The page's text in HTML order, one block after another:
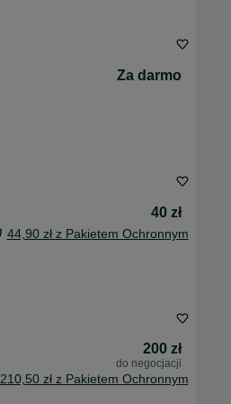
Za darmo
40 zł
44,90 zł z Pakietem Ochronnym
200 zł
do negocjacji
210,50 zł z Pakietem Ochronnym